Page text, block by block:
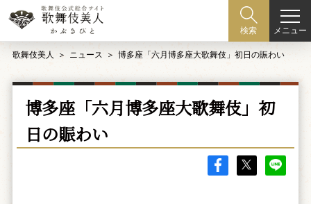
検索 メニュー
歌舞伎美人 ニュース 博多座「六月博多座大歌舞伎」初日の賑わい
博多座「六月博多座大歌舞伎」初
日の賑わい